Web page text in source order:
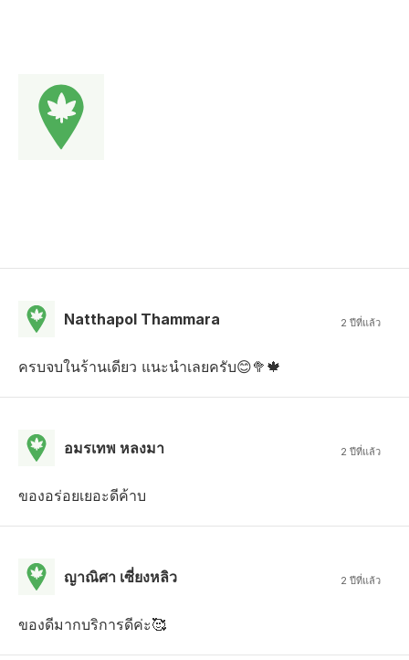
Natthapol Thammara 2 ปีที่แล้ว
ครบจบในร้านเดียว แนะนำเลยครับ😊🥦🍁
อมรเทพ หลงมา 2 ปีที่แล้ว
ของอร่อยเยอะดีค้าบ
ญาณิศา เซี่ยงหลิว 2 ปีที่แล้ว
ของดีมากบริการดีค่ะ🥰